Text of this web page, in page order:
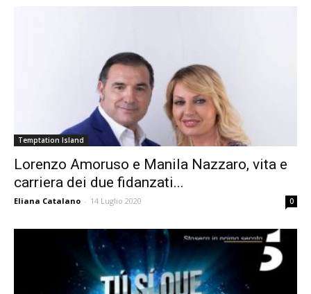
Temptation Island
Lorenzo Amoruso e Manila Nazzaro, vita e
carriera dei due fidanzati...
Eliana Catalano - 14 Luglio 2020 0